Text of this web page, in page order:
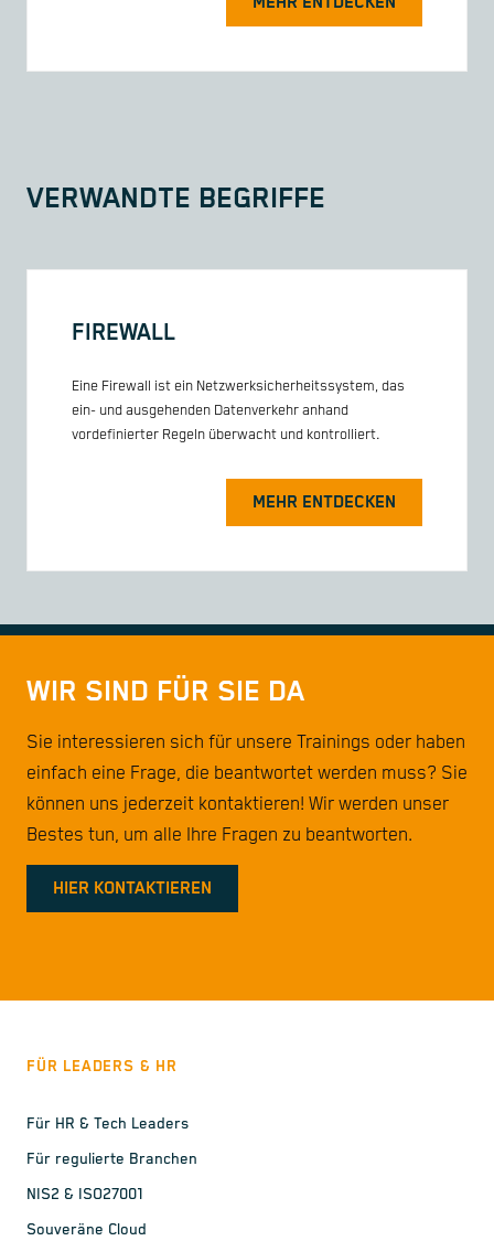
VERWANDTE BEGRIFFE
FIREWALL
Eine Firewall ist ein Netzwerksicherheitssystem, das
ein- und ausgehenden Datenverkehr anhand
vordefinierter Regeln überwacht und kontrolliert.
MEHR ENTDECKEN
WIR SIND FÜR SIE DA
Sie interessieren sich für unsere Trainings oder haben
einfach eine Frage, die beantwortet werden muss? Sie
können uns jederzeit kontaktieren! Wir werden unser
Bestes tun, um alle Ihre Fragen zu beantworten.
HIER KONTAKTIEREN
FÜR LEADERS & HR
Für HR & Tech Leaders
Für regulierte Branchen
NIS2 & ISO27001
Souveräne Cloud